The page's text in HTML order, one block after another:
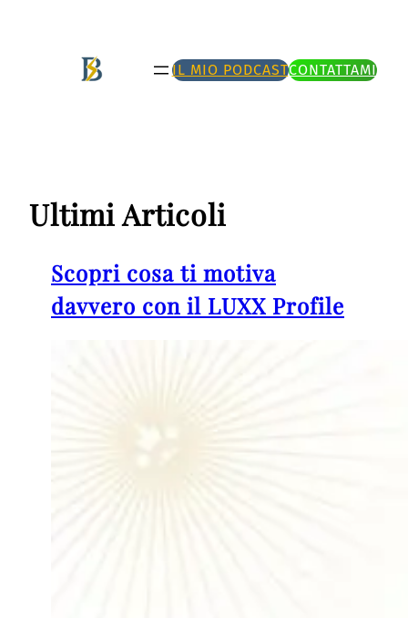
contenuto
IL MIO PODCASTCONTATTAMI
Ultimi Articoli
Scopri cosa ti motiva
davvero con il LUXX Profile